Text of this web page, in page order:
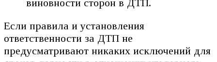
виновности сторон в ДТП.
Если правила и установления
ответственности за ДТП не
предусматривают никаких исключений для